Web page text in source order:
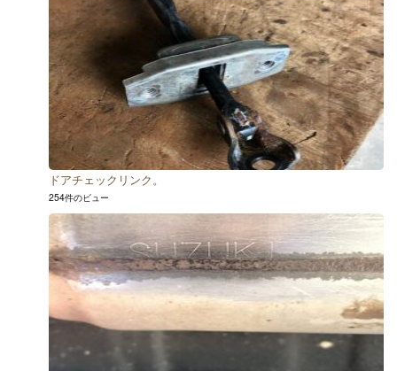
ドアチェックリンク。
254件のビュー